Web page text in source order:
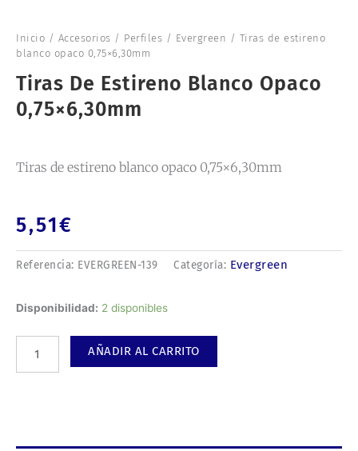
Inicio / Accesorios / Perfiles / Evergreen / Tiras de estireno
blanco opaco 0,75×6,30mm
Tiras De Estireno Blanco Opaco
0,75×6,30mm
Tiras de estireno blanco opaco 0,75×6,30mm
5,51€
Referencia: EVERGREEN-139 Categoría: Evergreen
Disponibilidad: 2 disponibles
Tiras
blanco
AÑADIR AL CARRITO